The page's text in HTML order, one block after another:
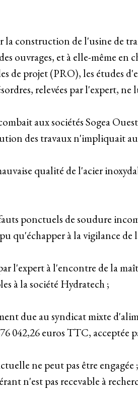
construction de l'usine de
ouvrages, et à elle-même en
de projet (PRO), les études
relevées par l'expert,
aux sociétés Sogea
des travaux n'impliquait
qualité de l'acier
ponctuels de soudure
qu'échapper à la vigilance de
l'expert à l'encontre de la
à la société Hydratech ;
due au syndicat mixte
042,26 euros TTC,
ne peut pas être engagée
n'est pas recevable à